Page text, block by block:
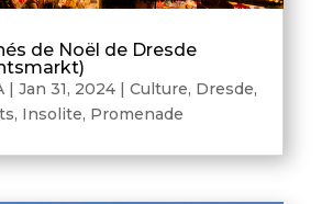
de Noël de Dresde
| Jan 31, 2024| Culture, Dresde,
, Insolite, Promenade